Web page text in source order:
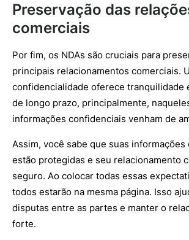
Preservação das
comerciais
Por fim, os NDAs são cruciais para
principais relacionamentos comerciais.
confidencialidade oferece tranquilidade
de longo prazo, principalmente,
informações confidenciais venham de
Assim, você sabe que suas
estão protegidas e seu relacionamento
seguro. Ao colocar todas essas
todos estarão na mesma página. Isso
disputas entre as partes e manter o
forte.